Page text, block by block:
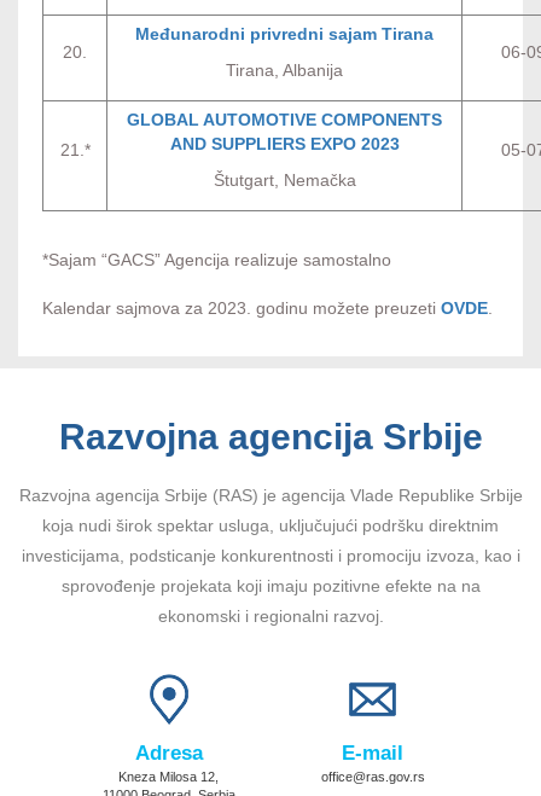
20.
Međunarodni privredni sajam Tirana
Tirana, Albanija
06-
21.*
GLOBAL AUTOMOTIVE COMPONENTS
AND SUPPLIERS EXPO 2023
Štutgart, Nemačka
05-
*Sajam “GACS” Agencija realizuje samostalno
Kalendar sajmova za 2023. godinu možete preuzeti OVDE
Razvojna agencija Srbije
Razvojna agencija Srbije (RAS) je agencija Vlade Republike Srbije
koja nudi širok spektar usluga, uključujući podršku direktnim
investicijama, podsticanje konkurentnosti i promociju izvoza, kao i
sprovođenje projekata koji imaju pozitivne efekte na na
ekonomski i regionalni razvoj.
Adresa
Kneza Milosa 12,
E-mail
office@ras.gov.rs